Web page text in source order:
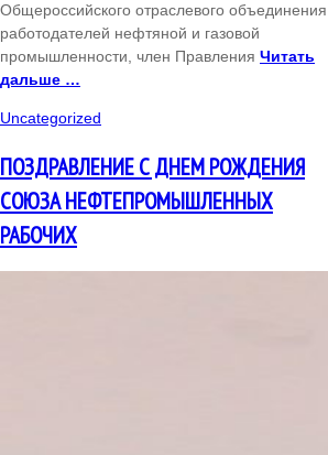
Общероссийского отраслевого объединения
работодателей нефтяной и газовой
промышленности, член Правления Читать
дальше …
Uncategorized
ПОЗДРАВЛЕНИЕ С ДНЕМ РОЖДЕНИЯ
СОЮЗА НЕФТЕПРОМЫШЛЕННЫХ
РАБОЧИХ